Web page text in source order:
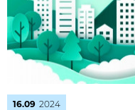
16.09 2024